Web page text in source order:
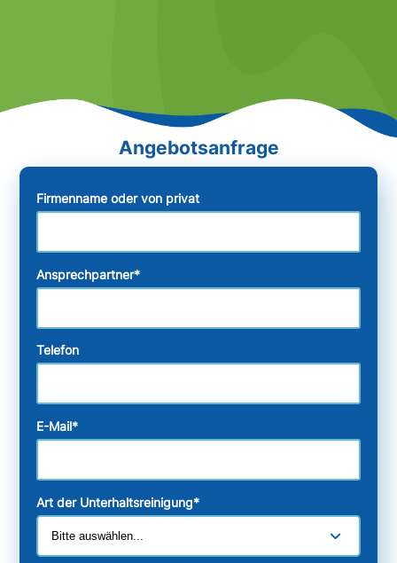
Firmenname oder von privat
Ansprechpartner*
Telefon
E-Mail*
Art der Unterhaltsreinigung*